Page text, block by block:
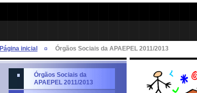
Página inicial Órgãos Sociais da APAEPEL 2011/2013
Órgãos Sociais da
APAEPEL 2011/2013